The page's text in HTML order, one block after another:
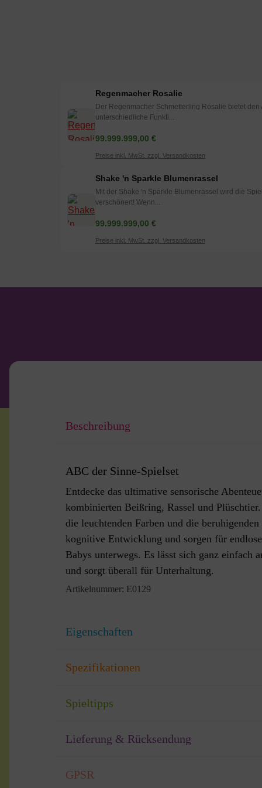
Regenmacher Rosalie
Der Regenmacher Schmetterling Rosalie bietet den
unterschiedliche Funkti...
99.999.999,00 €
Preise inkl. MwSt. zzgl. Versandkosten
Shake 'n Sparkle Blumenrassel
Mit der Shake 'n Sparkle Blumenrassel wird die
verschönert! Wenn...
99.999.999,00 €
Preise inkl. MwSt. zzgl. Versandkosten
Beschreibung
ABC der Sinne-Spielset
Entdecke das ultimative sensorische
kombinierten Beißring, Rassel und
die leuchtenden Farben und die beruhigenden
kognitive Entwicklung und sorgen für
Babys unterwegs. Es lässt sich ganz einfach
und sorgt überall für Unterhaltung.
Artikelnummer: E0129
Eigenschaften
Spezifikationen
Spieltipps
Lieferung & Rücksendung
GPSR